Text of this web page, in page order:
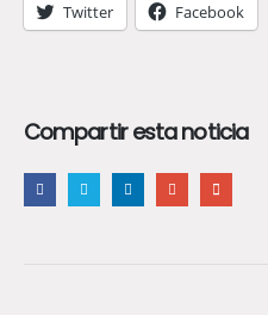
Twitter Facebook
Compartir esta noticia